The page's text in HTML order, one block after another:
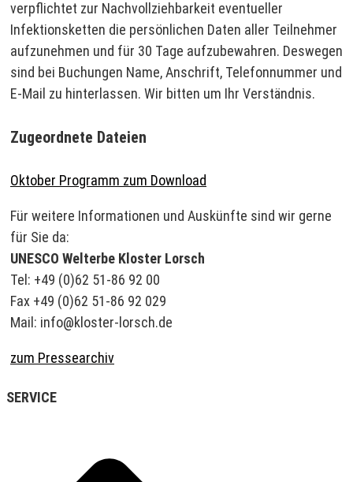
verpflichtet zur Nachvollziehbarkeit eventueller
Infektionsketten die persönlichen Daten aller Teilnehmer
aufzunehmen und für 30 Tage aufzubewahren. Deswegen
sind bei Buchungen Name, Anschrift, Telefonnummer und
E-Mail zu hinterlassen. Wir bitten um Ihr Verständnis.
Zugeordnete Dateien
Oktober Programm zum Download
Für weitere Informationen und Auskünfte sind wir gerne
für Sie da:
UNESCO Welterbe Kloster Lorsch
Tel: +49 (0)62 51-86 92 00
Fax +49 (0)62 51-86 92 029
Mail: info@kloster-lorsch.de
zum Pressearchiv
SERVICE